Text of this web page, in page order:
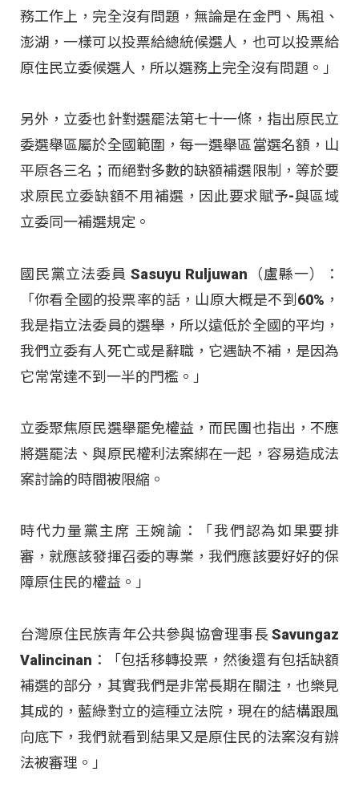
務工作上，完全沒有問題，無論是在金門、馬祖、
澎湖，一樣可以投票給總統候選人，也可以投票給
原住民立委候選人，所以選務上完全沒有問題。」
另外，立委也針對選罷法第七十一條，指出原民立
委選舉區屬於全國範圍，每一選舉區當選名額，山
平原各三名；而絕對多數的缺額補選限制，等於要
求原民立委缺額不用補選，因此要求賦予-與區域
立委同一補選規定。
國民黨立法委員 Sasuyu Ruljuwan（盧縣一）：
「你看全國的投票率的話，山原大概是不到60%，
我是指立法委員的選舉，所以遠低於全國的平均，
我們立委有人死亡或是辭職，它遇缺不補，是因為
它常常達不到一半的門檻。」
立委聚焦原民選舉罷免權益，而民團也指出，不應
將選罷法、與原民權利法案綁在一起，容易造成法
案討論的時間被限縮。
時代力量黨主席 王婉諭：「我們認為如果要排
審，就應該發揮召委的專業，我們應該要好好的保
障原住民的權益。」
台灣原住民族青年公共參與協會理事長 Savungaz
Valincinan：「包括移轉投票，然後還有包括缺額
補選的部分，其實我們是非常長期在關注，也樂見
其成的，藍綠對立的這種立法院，現在的結構跟風
向底下，我們就看到結果又是原住民的法案沒有辦
法被審理。」